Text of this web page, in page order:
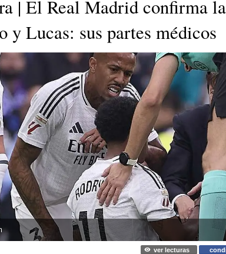
| El Real Madrid confirma
y Lucas: sus partes médicos
ver lecturas